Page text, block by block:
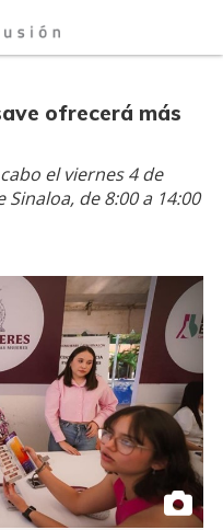
ofrecerá más
el viernes 4 de
de 8:00 a 14:00